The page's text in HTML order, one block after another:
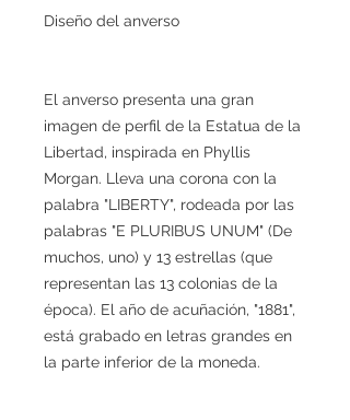
Diseño del anverso
El anverso presenta una gran
imagen de perfil de la Estatua de la
Libertad, inspirada en Phyllis
Morgan. Lleva una corona con la
palabra "LIBERTY", rodeada por las
palabras "E PLURIBUS UNUM" (De
muchos, uno) y 13 estrellas (que
representan las 13 colonias de la
época). El año de acuñación, "1881",
está grabado en letras grandes en
la parte inferior de la moneda.